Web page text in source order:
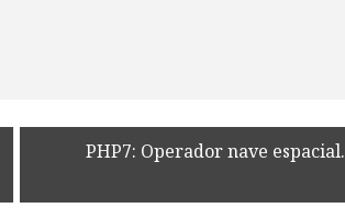
PHP7: Operador nave espacial.